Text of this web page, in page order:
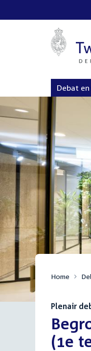
Debat
Home
Plenair
:
(1e